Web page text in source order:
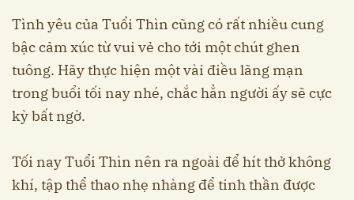
Tình yêu của Tuổi Thìn cũng có rất nhiều cung
bậc cảm xúc từ vui vẻ cho tới một chút ghen
tuông. Hãy thực hiện một vài điều lãng mạn
trong buổi tối nay nhé, chắc hẳn người ấy sẽ cực
kỳ bất ngờ.
Tối nay Tuổi Thìn nên ra ngoài để hít thở không
khí, tập thể thao nhẹ nhàng để tinh thần được